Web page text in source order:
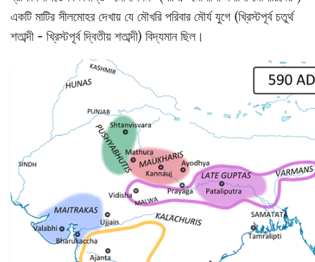
একটি মাটির সীলমোহর দেখায় যে মৌখরি পরিবার মৌর্য যুগে (খ্রিস্টপূর্ব চতুর্থ
শতাব্দী - খ্রিস্টপূর্ব দ্বিতীয় শতাব্দী) বিদ্যমান ছিল।